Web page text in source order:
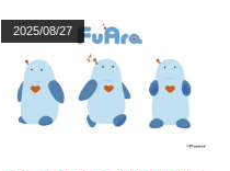
2025/08/27